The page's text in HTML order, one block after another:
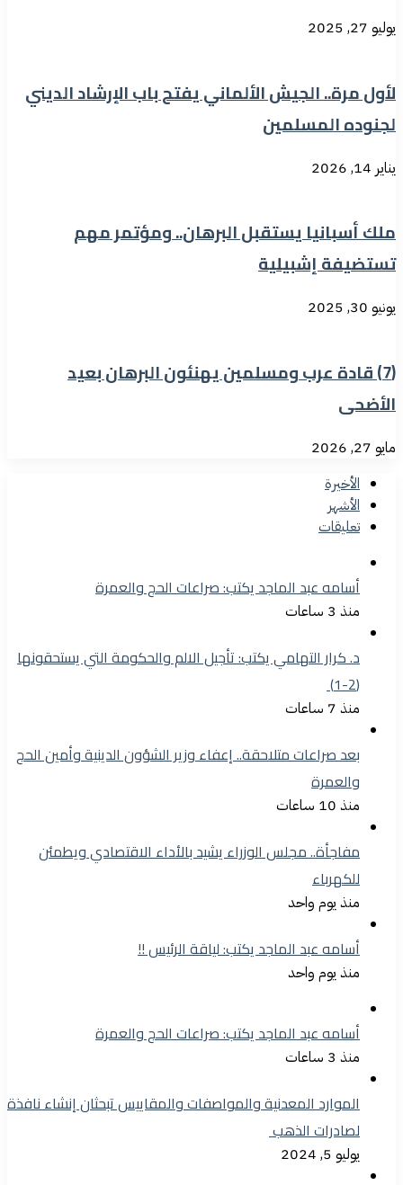
يوليو 27, 2025
لأول مرة.. الجيش الألماني يفتح باب الإرشاد الديني
لجنوده المسلمين
يناير 14, 2026
ملك أسبانيا يستقبل البرهان.. ومؤتمر مهم
تستضيفة إشبيلية
يونيو 30, 2025
(7) قادة عرب ومسلمين يهنئون البرهان بعيد
الأضحى
مايو 27, 2026
الأخيرة
الأشهر
تعليقات
أسامه عبد الماجد يكتب: صراعات الحج والعمرة
منذ 3 ساعات
د. كرار التهامي يكتب: تأجيل الالم والحكومة التي يستحقونها
(2-1)
منذ 7 ساعات
بعد صراعات متلاحقة.. إعفاء وزير الشؤون الدينية وأمين الحج
والعمرة
منذ 10 ساعات
مفاجأة.. مجلس الوزراء يشيد بالأداء الاقتصادي ويطمئن
للكهرباء
منذ يوم واحد
أسامه عبد الماجد يكتب: لياقة الرئيس !!
منذ يوم واحد
أسامه عبد الماجد يكتب: صراعات الحج والعمرة
منذ 3 ساعات
الموارد المعدنية والمواصفات والمقاييس تبحثان إنشاء نافذة
لصادرات الذهب
يوليو 5, 2024